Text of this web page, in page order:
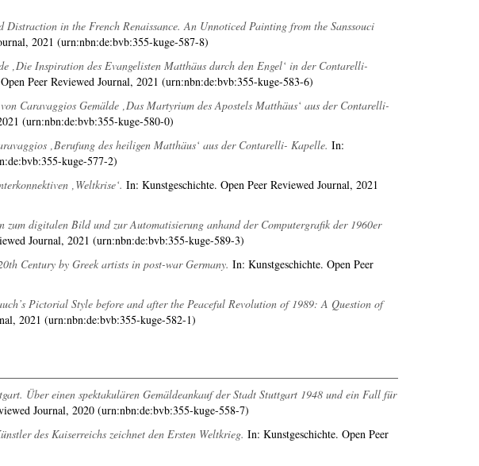
in the French Renaissance. An Unnoticed Painting from the Sanssouci
2021 (urn:nbn:de:bvb:355-kuge-587-8)
‚Die Inspiration des Evangelisten Matthäus durch den Engel‘ in der Contarelli-
Peer Reviewed Journal, 2021 (urn:nbn:de:bvb:355-kuge-583-6)
Caravaggios Gemälde ‚Das Martyrium des Apostels Matthäus‘ aus der Contarelli-
(urn:nbn:de:bvb:355-kuge-580-0)
‚Berufung des heiligen Matthäus‘ aus der Contarelli- Kapelle. In:
kuge-577-2)
‚Weltkrise‘. In: Kunstgeschichte. Open Peer Reviewed Journal, 2021
zum digitalen Bild und zur Automatisierung anhand der Computergrafik der 1960er
Journal, 2021 (urn:nbn:de:bvb:355-kuge-589-3)
Century by Greek artists in post-war Germany. In: Kunstgeschichte. Open Peer
Pictorial Style before and after the Peaceful Revolution of 1989: A Question of
2021 (urn:nbn:de:bvb:355-kuge-582-1)
Über einen spektakulären Gemäldeankauf der Stadt Stuttgart 1948 und ein Fall für
Journal, 2020 (urn:nbn:de:bvb:355-kuge-558-7)
des Kaiserreichs zeichnet den Ersten Weltkrieg. In: Kunstgeschichte. Open Peer